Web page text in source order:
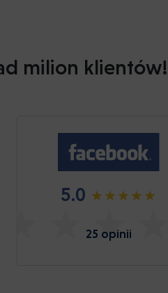
milion klientów!
5.0
25 opinii